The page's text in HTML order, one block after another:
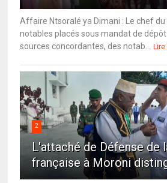
Affaire Ntsoralé ya Dimani : Le chef du
notables placés sous mandat de
sources concordantes, des notab...
2
L'attaché de Défense de
française à Moroni